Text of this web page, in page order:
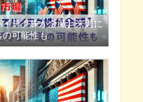
テク株が全滅】来週に
可能性も